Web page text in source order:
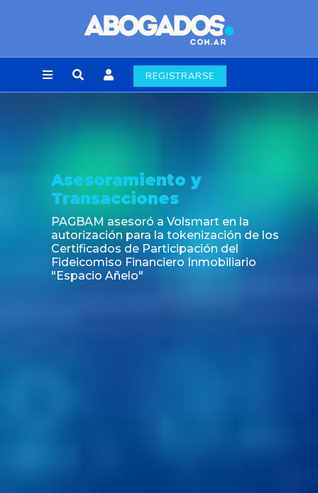
REGISTRARSE
Asesoramiento y
Transacciones
PAGBAM asesoró a Volsmart en la
autorización para la tokenización de los
Certificados de Participación del
Fideicomiso Financiero Inmobiliario
"Espacio Añelo"